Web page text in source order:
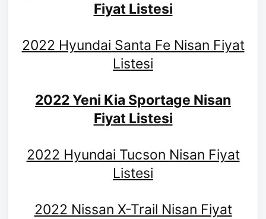
Fiyat Listesi
2022 Hyundai Santa Fe Nisan Fiyat
Listesi
2022 Yeni Kia Sportage Nisan
Fiyat Listesi
2022 Hyundai Tucson Nisan Fiyat
Listesi
2022 Nissan X-Trail Nisan Fiyat